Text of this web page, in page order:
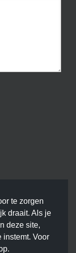
te zorgen
draait. Als je
deze site,
instemt. Voor